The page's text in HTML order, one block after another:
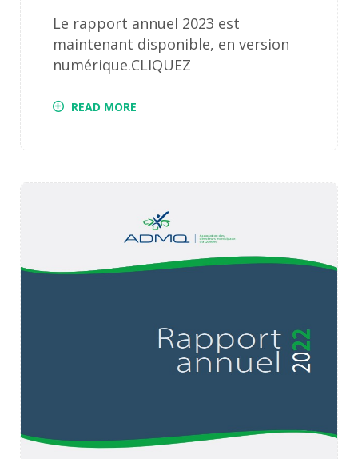
Le rapport annuel 2023 est
maintenant disponible, en version
numérique.CLIQUEZ
READ MORE